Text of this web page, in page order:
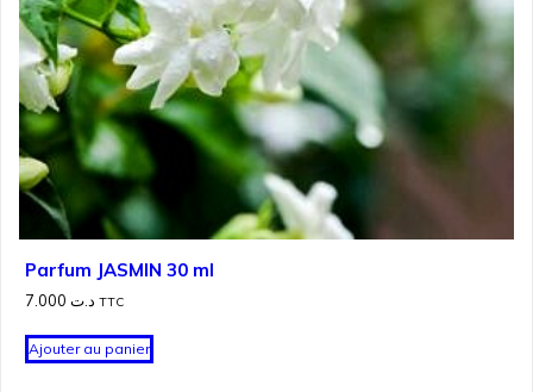
Parfum JASMIN 30 ml
د.ت TTC
Ajouter au panier